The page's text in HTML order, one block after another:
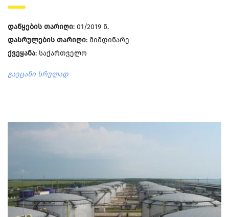
დაწყების თარიღი: 01/2019 წ.
დასრულების თარიღი: მიმდინარე
ქვეყანა: საქართველო
გაეცანი სრულად